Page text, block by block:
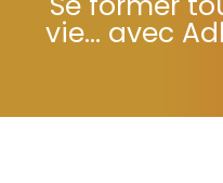
Se former
vie... avec